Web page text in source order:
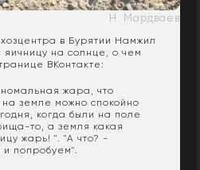
Н. Мардваев
в Бурятии Намжил
на солнце, о чем
ВКонтакте:
жара, что
земле можно спокойно
когда были на поле
то, а земля какая
жарь! ". "А что? -
попробуем".